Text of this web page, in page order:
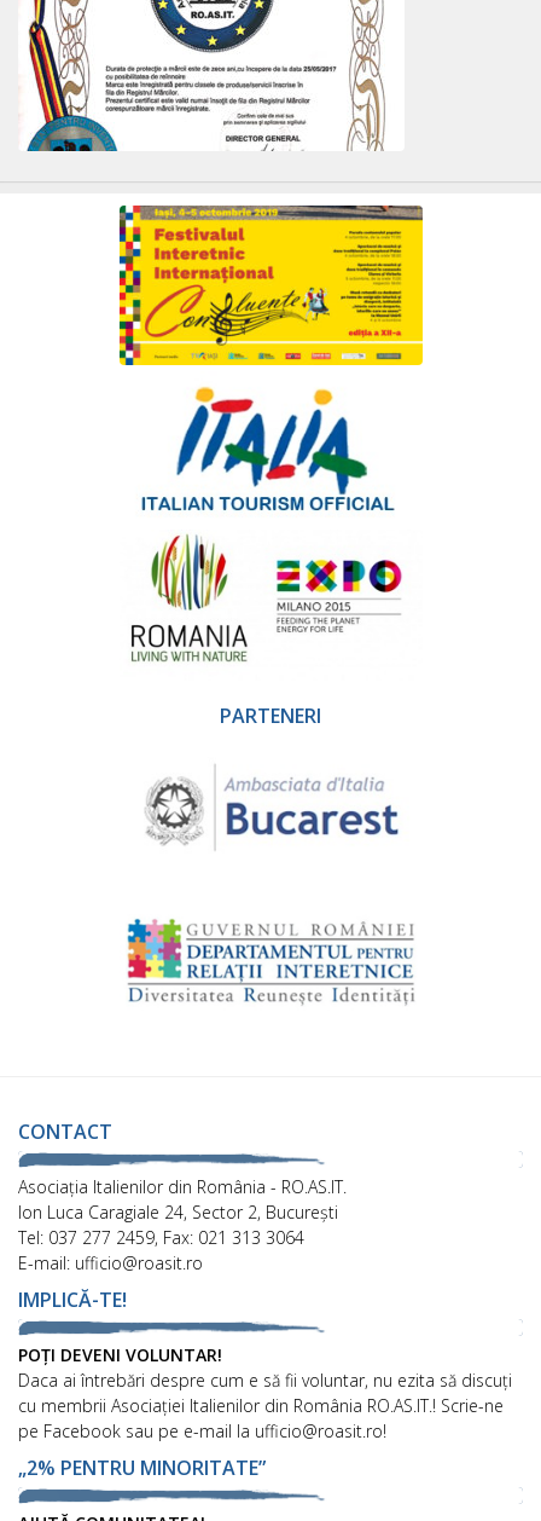
PARTENERI
CONTACT
Asociaţia Italienilor din România - RO.AS.IT.
Ion Luca Caragiale 24, Sector 2, București
Tel: 037 277 2459, Fax: 021 313 3064
E-mail: ufficio@roasit.ro
IMPLICĂ-TE!
POȚI DEVENI VOLUNTAR!
Daca ai întrebări despre cum e să fii voluntar, nu ezita să discuți
cu membrii Asociației Italienilor din România RO.AS.IT.! Scrie-ne
pe Facebook sau pe e-mail la ufficio@roasit.ro!
„2% PENTRU MINORITATE”